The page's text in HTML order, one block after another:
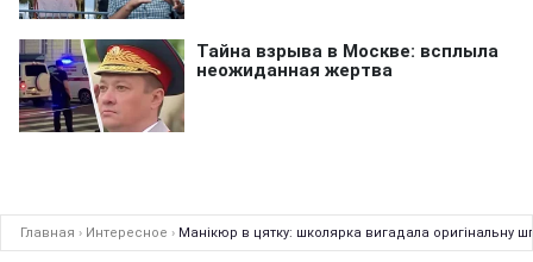
Главная › Интересное › Манікюр в цятку: школярка вигадала оригінальну